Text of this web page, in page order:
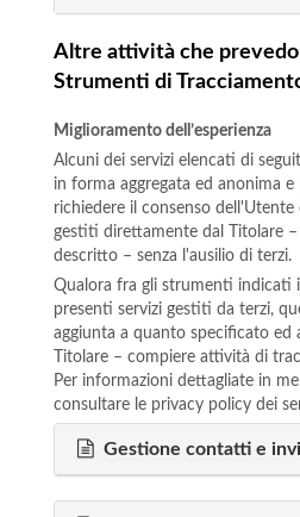
Altre attività che
Strumenti di
Miglioramento dell’esperienza
Alcuni dei servizi elencati di
in forma aggregata ed anonima
richiedere il consenso
gestiti direttamente dal Titolare
descritto – senza l'ausilio di terzi.
Qualora fra gli strumenti indicati
presenti servizi gestiti da terzi,
aggiunta a quanto specificato ed
Titolare – compiere attività di
Per informazioni dettagliate in
consultare le privacy policy dei
Gestione contatti e